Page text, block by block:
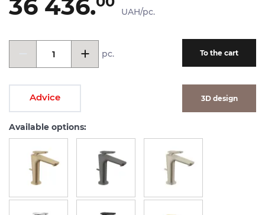
36 436. UAH/pc.
pc. To the cart
Advice 3D design
Available options: